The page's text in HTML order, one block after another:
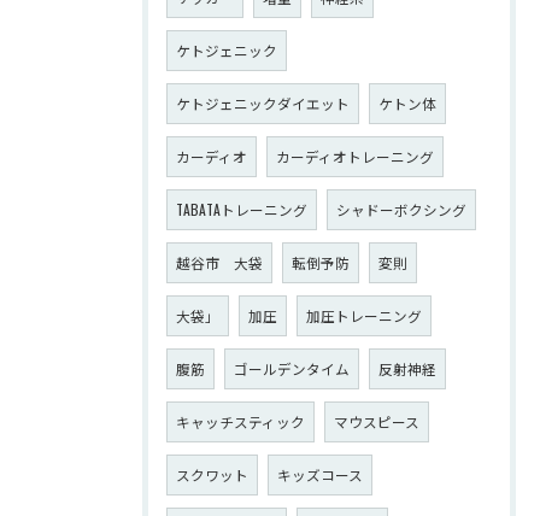
ケトジェニック
ケトジェニックダイエット ケトン体
カーディオ カーディオトレーニング
TABATAトレーニング シャドーボクシング
越谷市 大袋 転倒予防 変則
大袋」 加圧 加圧トレーニング
腹筋 ゴールデンタイム 反射神経
キャッチスティック マウスピース
スクワット キッズコース